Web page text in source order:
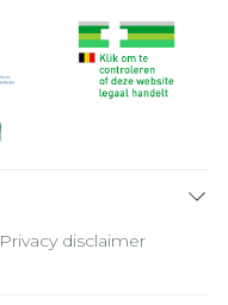
Privacy disclaimer